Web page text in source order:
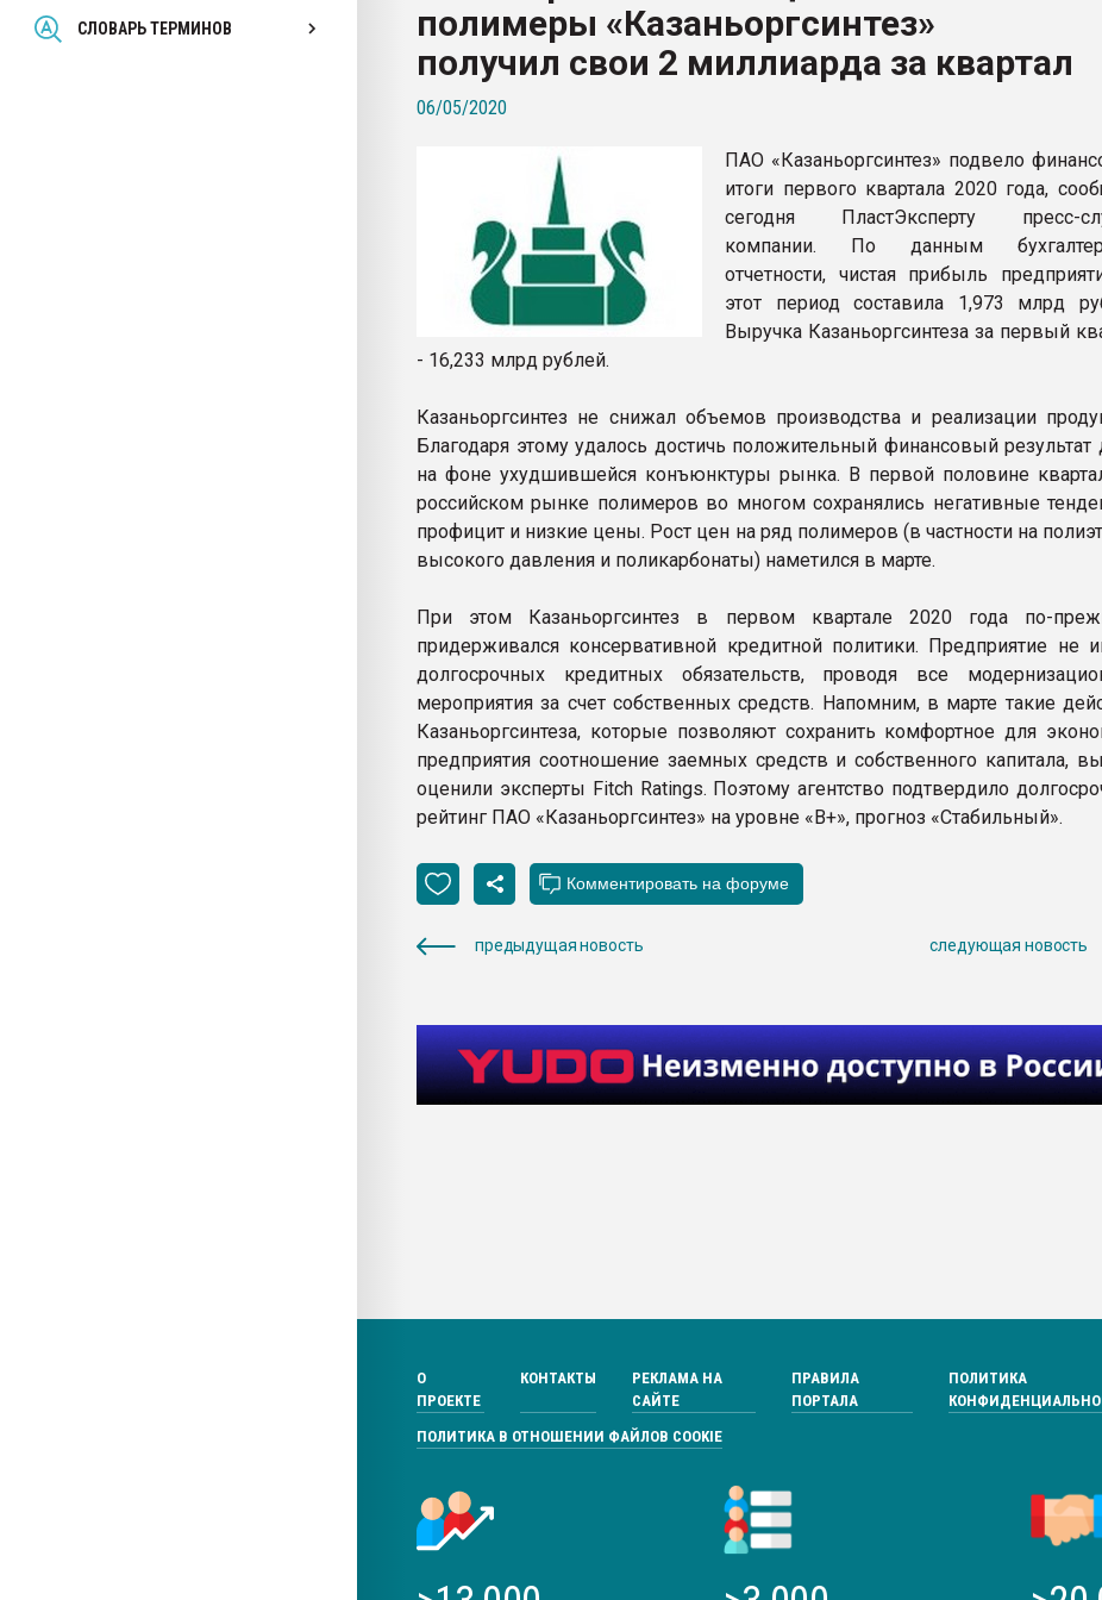
СЛОВАРЬ ТЕРМИНОВ
Всё, что касается выдува ПЭТ
бутылок
ПЕРЕЙТИ НА ФОРУМ
полимеры «Казаньоргсинтез»
получил свои 2 миллиарда за квартал
06/05/2020
ПАО «Казаньоргсинтез» подвело
итоги первого квартала 2020 года,
сегодня ПластЭксперту пресс-
компании. По данным
отчетности, чистая прибыль
этот период составила 1,973 млрд
Выручка Казаньоргсинтеза за первый
- 16,233 млрд рублей.
Казаньоргсинтез не снижал объемов производства и реализации
Благодаря этому удалось достичь положительный финансовый
на фоне ухудшившейся конъюнктуры рынка. В первой половине
российском рынке полимеров во многом сохранялись негативные
профицит и низкие цены. Рост цен на ряд полимеров (в частности на
высокого давления и поликарбонаты) наметился в марте.
При этом Казаньоргсинтез в первом квартале 2020 года по-
придерживался консервативной кредитной политики. Предприятие не
долгосрочных кредитных обязательств, проводя все
мероприятия за счет собственных средств. Напомним, в марте такие
Казаньоргсинтеза, которые позволяют сохранить комфортное для
предприятия соотношение заемных средств и собственного капитала,
оценили эксперты Fitch Ratings. Поэтому агентство подтвердило
рейтинг ПАО «Казаньоргсинтез» на уровне «B+», прогноз «Стабильный».
предыдущая новость следующая новость
О
ПРОЕКТЕ
КОНТАКТЫ
РЕКЛАМА НА
САЙТЕ
ПРАВИЛА
ПОРТАЛА
ПОЛИТИКА
ПОЛИТИКА В ОТНОШЕНИИ ФАЙЛОВ COOKIE